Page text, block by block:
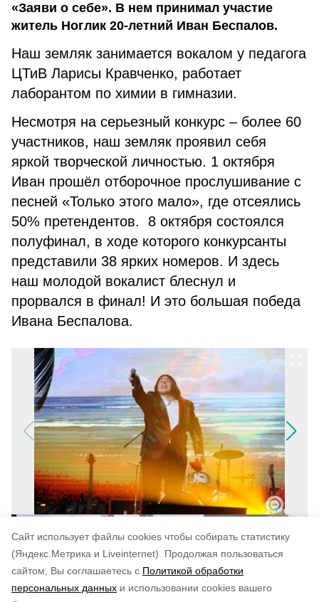
Cайт использует файлы cookies чтобы собирать статистику
(Яндекс.Метрика и Liveinternet).
Продолжая пользоваться
сайтом, Вы соглашаетесь с Политикой обработки
персональных данных и использовании cookies вашего
«Заяви о себе». В нем принимал участие
житель Ноглик 20-летний Иван Беспалов.
Наш земляк занимается вокалом у педагога
ЦТиВ Ларисы Кравченко, работает
лаборантом по химии в гимназии.
Несмотря на серьезный конкурс – более 60
участников, наш земляк проявил себя
яркой творческой личностью. 1 октября
Иван прошёл отборочное прослушивание с
песней «Только этого мало», где отсеялись
50% претендентов. 8 октября состоялся
полуфинал, в ходе которого конкурсанты
представили 38 ярких номеров. И здесь
наш молодой вокалист блеснул и
прорвался в финал! И это большая победа
Ивана Беспалова.
по оценке